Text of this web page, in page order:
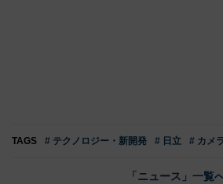
TAGS # テクノロジー・新開発 # 日立 # カメ
「ニュース」一覧